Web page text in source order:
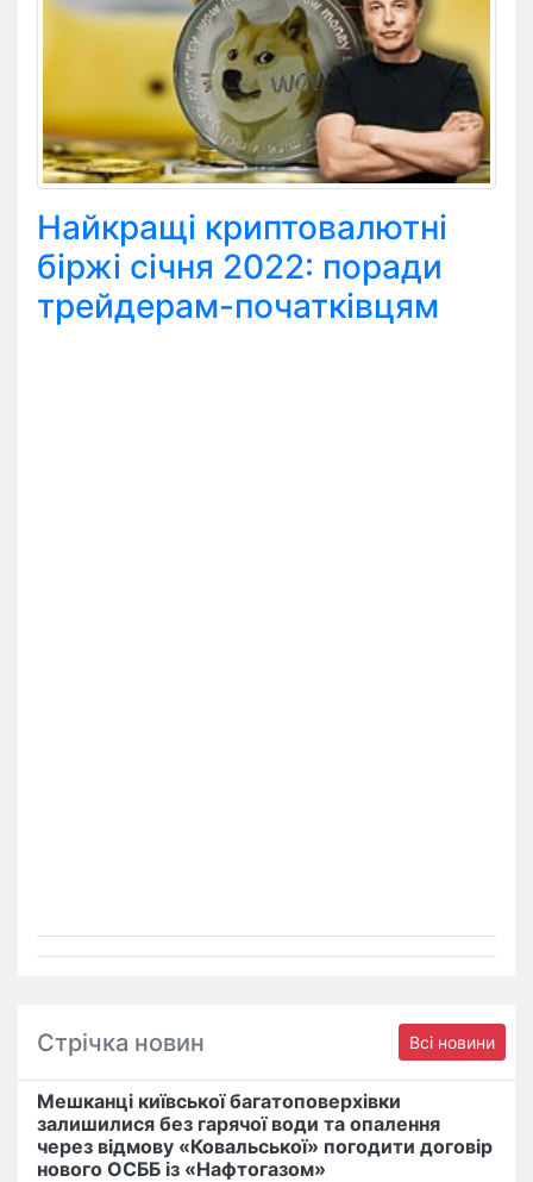
Найкращі криптовалютні
біржі січня 2022: поради
трейдерам-початківцям
Стрічка новин Всі новини
Мешканці київської багатоповерхівки
залишилися без гарячої води та опалення
через відмову «Ковальської» погодити договір
нового ОСББ із «Нафтогазом»